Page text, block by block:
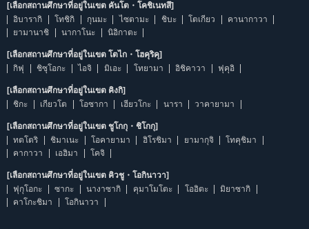
[เลือกสถานศึกษาที่อยู่ในเขต คันโต・โคชิเนทสึ]
อิบารากิ
โทชิกิ กุนมะ ไซตามะ ชิบะ โตเกียว
คานากาวา
ยามานาชิ
นากาโนะ นิอิกาตะ
[เลือกสถานศึกษาที่อยู่ในเขต โตไก・โฮคุริคุ]
กิฟุ
ชิซุโอกะ ไอจิ มิเอะ โทยามา อิชิคาวา ฟุคุอิ
[เลือกสถานศึกษาที่อยู่ในเขต คิงกิ]
ชิกะ
เกียวโต โอซากา เฮียวโกะ นารา วาคายามา
[เลือกสถานศึกษาที่อยู่ในเขต ชูโกกุ・ชิโกกุ]
ทตโตริ
ชิมาเนะ โอคายามา ฮิโรชิมา ยามากุจิ
โทคุชิมา
คากาวา
เอฮิมา โคจิ
[เลือกสถานศึกษาที่อยู่ในเขต คิวชู・โอกินาวา]
ฟุกุโอกะ
ซากะ นางาซากิ คุมาโมโตะ โออิตะ
มิยาซากิ
คาโกะชิมา
โอกินาวา